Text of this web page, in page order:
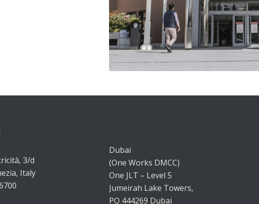
3/d
Italy
Dubai
(One Works DMCC)
One JLT – Level 5
Jumeirah Lake Towers,
PO 444269 Dubai